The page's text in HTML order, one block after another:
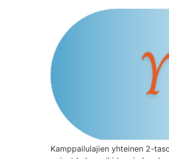
Kamppailulajien yhteinen 2-